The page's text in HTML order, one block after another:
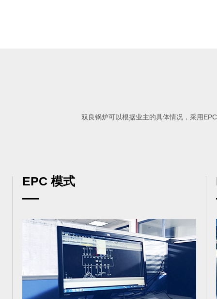
双良锅炉可以根据业主的具体情况，采用
EPC 模式